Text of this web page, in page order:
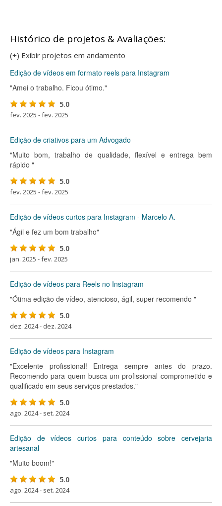
Histórico de projetos & Avaliações:
(+) Exibir projetos em andamento
Edição de vídeos em formato reels para Instagram
"Amei o trabalho. Ficou ótimo."
5.0
fev. 2025 - fev. 2025
Edição de criativos para um Advogado
"Muito bom, trabalho de qualidade, flexível e entrega bem
rápido "
5.0
fev. 2025 - fev. 2025
Edição de vídeos curtos para Instagram - Marcelo A.
"Ágil e fez um bom trabalho"
5.0
jan. 2025 - fev. 2025
Edição de vídeos para Reels no Instagram
"Ótima edição de vídeo, atencioso, ágil, super recomendo "
5.0
dez. 2024 - dez. 2024
Edição de vídeos para Instagram
"Excelente profissional! Entrega sempre antes do prazo.
Recomendo para quem busca um profissional comprometido e
qualificado em seus serviços prestados."
5.0
ago. 2024 - set. 2024
Edição de vídeos curtos para conteúdo sobre cervejaria
artesanal
"Muito boom!"
5.0
ago. 2024 - set. 2024